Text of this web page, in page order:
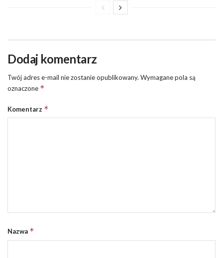
Dodaj komentarz
Twój adres e-mail nie zostanie opublikowany. Wymagane pola są
oznaczone *
Komentarz *
Nazwa *